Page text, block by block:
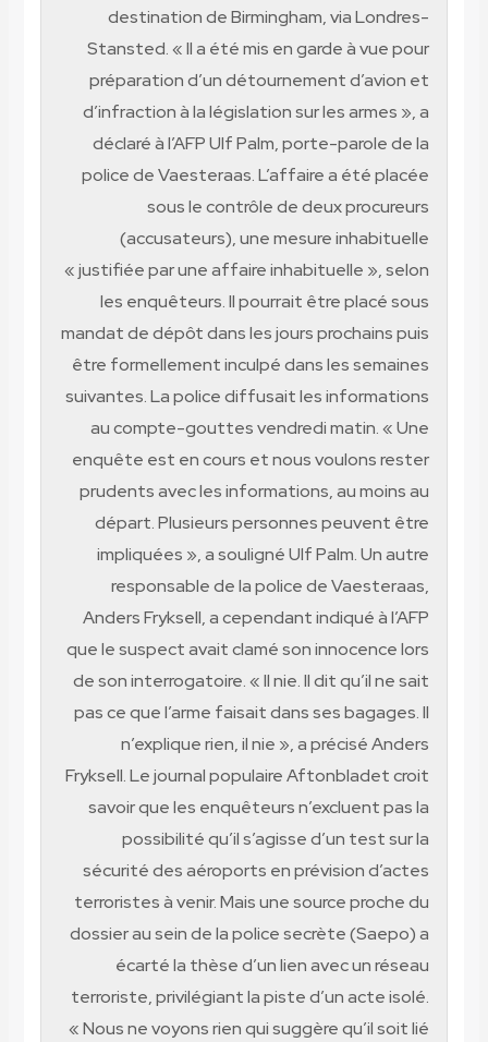
destination de Birmingham, via Londres-
Stansted. « Il a été mis en garde à vue pour
préparation d’un détournement d’avion et
d’infraction à la législation sur les armes », a
déclaré à l’AFP Ulf Palm, porte-parole de la
police de Vaesteraas. L’affaire a été placée
sous le contrôle de deux procureurs
(accusateurs), une mesure inhabituelle
« justifiée par une affaire inhabituelle », selon
les enquêteurs. Il pourrait être placé sous
mandat de dépôt dans les jours prochains puis
être formellement inculpé dans les semaines
suivantes. La police diffusait les informations
au compte-gouttes vendredi matin. « Une
enquête est en cours et nous voulons rester
prudents avec les informations, au moins au
départ. Plusieurs personnes peuvent être
impliquées », a souligné Ulf Palm. Un autre
responsable de la police de Vaesteraas,
Anders Fryksell, a cependant indiqué à l’AFP
que le suspect avait clamé son innocence lors
de son interrogatoire. « Il nie. Il dit qu’il ne sait
pas ce que l’arme faisait dans ses bagages. Il
n’explique rien, il nie », a précisé Anders
Fryksell. Le journal populaire Aftonbladet croit
savoir que les enquêteurs n’excluent pas la
possibilité qu’il s’agisse d’un test sur la
sécurité des aéroports en prévision d’actes
terroristes à venir. Mais une source proche du
dossier au sein de la police secrète (Saepo) a
écarté la thèse d’un lien avec un réseau
terroriste, privilégiant la piste d’un acte isolé.
« Nous ne voyons rien qui suggère qu’il soit lié